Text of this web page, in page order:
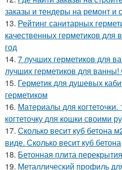
заказы и тендеры на ремонт и
13. Рейтинг санитарных
качественных герметиков для
год
14. 7 лучших герметиков для
лучших герметиков для
15. Герметик для душевых
герметиком
16. Материалы для когтеточки.
когтеточку для кошки своими
17. Сколько весит куб бетона
виде. Сколько весит куб бетона
18. Бетонная плита
19. Металлический профиль